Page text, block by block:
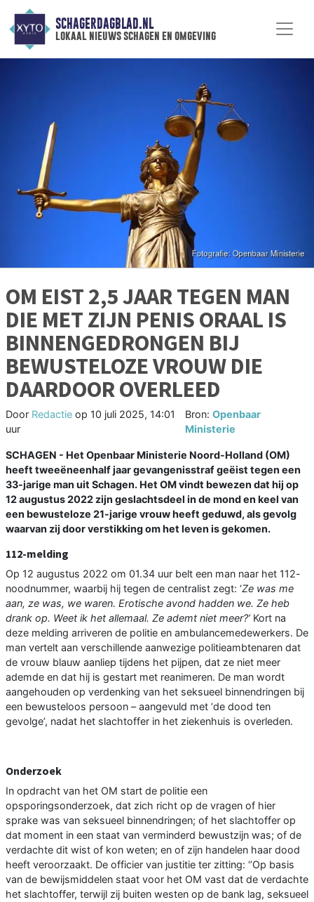
SCHAGERDAGBLAD.NL
lokaal nieuws schagen en omgeving
OM EIST 2,5 JAAR TEGEN MAN
DIE MET ZIJN PENIS ORAAL IS
BINNENGEDRONGEN BIJ
BEWUSTELOZE VROUW DIE
DAARDOOR OVERLEED
Door Redactie op 10 juli 2025, 14:01
uur
Bron:Openbaar
Ministerie
SCHAGEN - Het Openbaar Ministerie Noord-Holland (OM)
heeft tweeëneenhalf jaar gevangenisstraf geëist tegen een
33-jarige man uit Schagen. Het OM vindt bewezen dat hij op
12 augustus 2022 zijn geslachtsdeel in de mond en keel van
een bewusteloze 21-jarige vrouw heeft geduwd, als gevolg
waarvan zij door verstikking om het leven is gekomen.
112-melding
Op 12 augustus 2022 om 01.34 uur belt een man naar het 112-
noodnummer, waarbij hij tegen de centralist zegt: ‘Ze was me
aan, ze was, we waren. Erotische avond hadden we. Ze heb
drank op. Weet ik het allemaal. Ze ademt niet meer?’ Kort na
deze melding arriveren de politie en ambulancemedewerkers. De
man vertelt aan verschillende aanwezige politieambtenaren dat
de vrouw blauw aanliep tijdens het pijpen, dat ze niet meer
ademde en dat hij is gestart met reanimeren. De man wordt
aangehouden op verdenking van het seksueel binnendringen bij
een bewusteloos persoon – aangevuld met ‘de dood ten
gevolge’, nadat het slachtoffer in het ziekenhuis is overleden.
Onderzoek
In opdracht van het OM start de politie een
opsporingsonderzoek, dat zich richt op de vragen of hier
sprake was van seksueel binnendringen; of het slachtoffer op
dat moment in een staat van verminderd bewustzijn was; of de
verdachte dit wist of kon weten; en of zijn handelen haar dood
heeft veroorzaakt. De officier van justitie ter zitting: ‘’Op basis
van de bewijsmiddelen staat voor het OM vast dat de verdachte
het slachtoffer, terwijl zij buiten westen op de bank lag, seksueel